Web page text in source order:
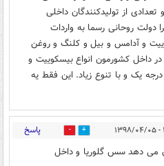
از تولیدکنندگان داخلی
روحانی رسما به واردات
و آدامس و بیل و کلنگ و روغن
در داخل کشورمون انواع بیسکوییت و
یک و با تنوع زیاد. این فقط یه
0 پاسخ
می دهد سس گلوریا و داخل